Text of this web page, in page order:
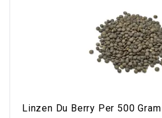
Linzen Du Berry Per 500 Gram